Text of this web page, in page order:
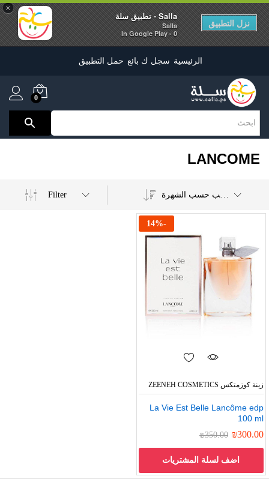
×
Salla - تطبيق سلة
Salla
0 - In Google Play
نزل التطبيق
الرئيسية سجل ك بائع حمل التطبيق
0
LANCOME
Filter ترتيب حسب الشهرة
-
14%
زينة كوزمتكس ZEENEH COSMETICS
La Vie Est Belle Lancôme edp
100 ml
₪300.00
₪350.00
اضف لسلة المشتريات